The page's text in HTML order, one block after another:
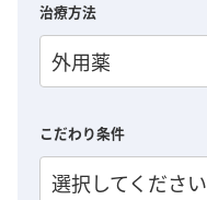
治療方法
外用薬
こだわり条件
選択してください